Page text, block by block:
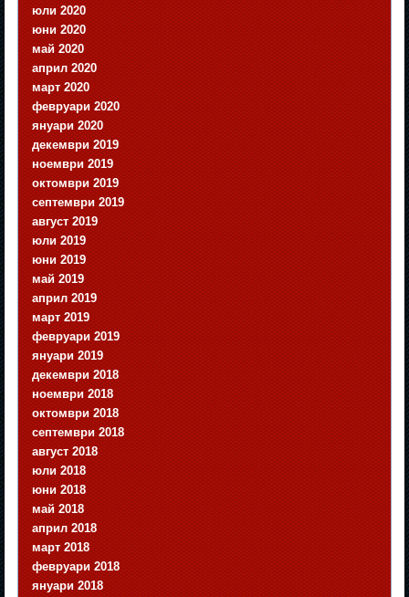
юли 2020
юни 2020
май 2020
април 2020
март 2020
февруари 2020
януари 2020
декември 2019
ноември 2019
октомври 2019
септември 2019
август 2019
юли 2019
юни 2019
май 2019
април 2019
март 2019
февруари 2019
януари 2019
декември 2018
ноември 2018
октомври 2018
септември 2018
август 2018
юли 2018
юни 2018
май 2018
април 2018
март 2018
февруари 2018
януари 2018